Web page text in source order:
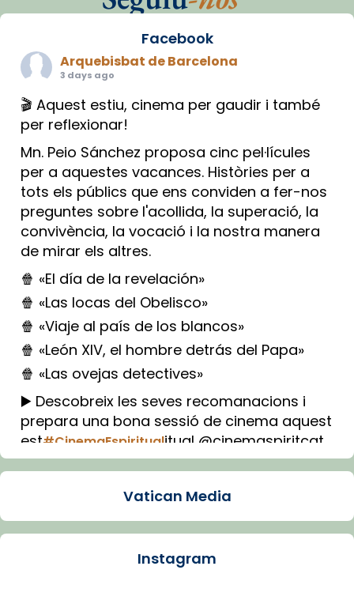
Facebook
Arquebisbat de Barcelona
3 days ago
🎬 Aquest estiu, cinema per gaudir i també
per reflexionar!
Mn. Peio Sánchez proposa cinc pel·lícules
per a aquestes vacances. Històries per a
tots els públics que ens conviden a fer-nos
preguntes sobre l'acollida, la superació, la
convivència, la vocació i la nostra manera
de mirar els altres.
🍿 «El día de la revelación»
🍿 «Las locas del Obelisco»
🍿 «Viaje al país de los blancos»
🍿 «León XIV, el hombre detrás del Papa»
🍿 «Las ovejas detectives»
▶️ Descobreix les seves recomanacions i
prepara una bona sessió de cinema aquest
est#CinemaEspiritualitual @cinemaspiritcat
Imatge: Generada amb IA (OpenAI)
View on Facebook · Share
Arquebisbat de Barcelona
Vatican Media
Instagram